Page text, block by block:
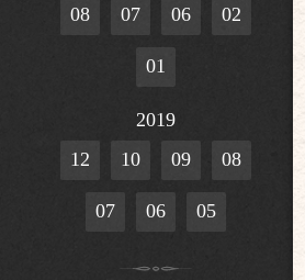
08 07 06 02
01
2019
12
10 09 08
07 06 05